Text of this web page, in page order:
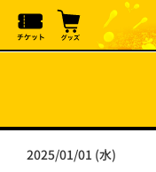
2025/01/01 (水)